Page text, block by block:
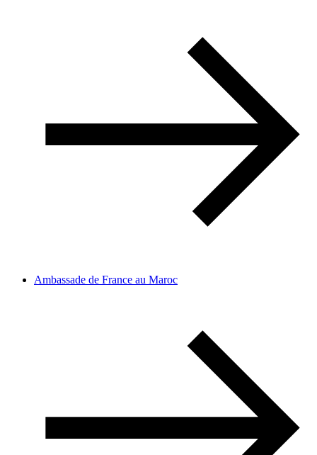
Ambassade de France au Maroc